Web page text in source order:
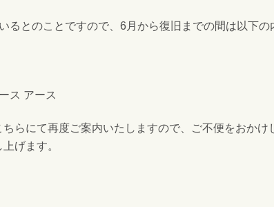
るとのことですので、6月から復旧までの間は以下の
ス アース
らにて再度ご案内いたしますので、ご不便をおかけ
げます。